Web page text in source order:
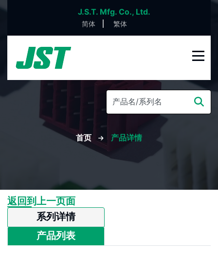
J.S.T. Mfg. Co., Ltd.
简体 繁体
首页 产品详情
返回到上一页面
系列详情
产品列表